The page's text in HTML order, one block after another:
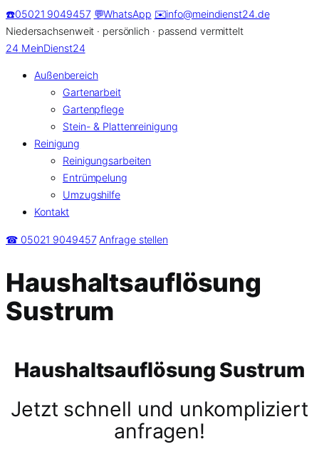
Zum
Inhalt
springen
☎️05021 9049457 💬WhatsApp ✉️info@meindienst24.de
Niedersachsenweit · persönlich · passend vermittelt
24 MeinDienst24
Außenbereich
Gartenarbeit
Gartenpflege
Stein- & Plattenreinigung
Reinigung
Reinigungsarbeiten
Entrümpelung
Umzugshilfe
Kontakt
☎ 05021 9049457 Anfrage stellen
Haushaltsauflösung
Sustrum
Haushaltsauflösung Sustrum
Jetzt schnell und unkompliziert
anfragen!